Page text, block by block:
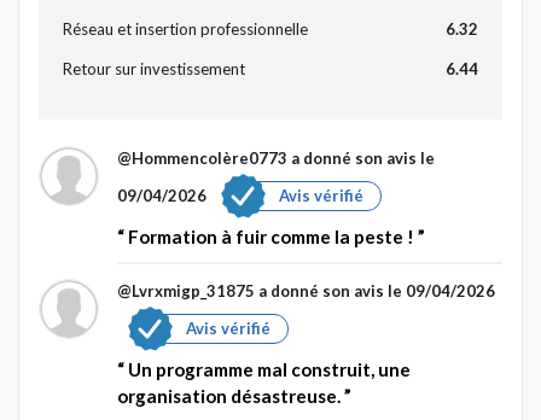
Réseau et insertion professionnelle 6.32
Retour sur investissement 6.44
@Hommencolère0773 a donné son avis le
09/04/2026
Avis vérifié
Formation à fuir comme la peste !
@Lvrxmigp_31875 a donné son avis le 09/04/2026
Avis vérifié
Un programme mal construit, une
organisation désastreuse.